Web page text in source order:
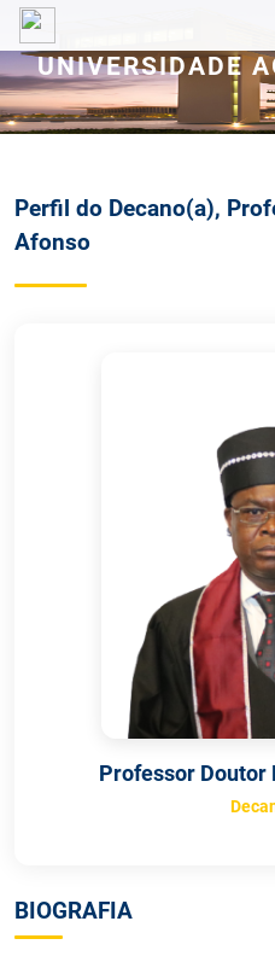
UNIVERSIDADE
Perfil do Decano(a),
Afonso
Professor
BIOGRAFIA